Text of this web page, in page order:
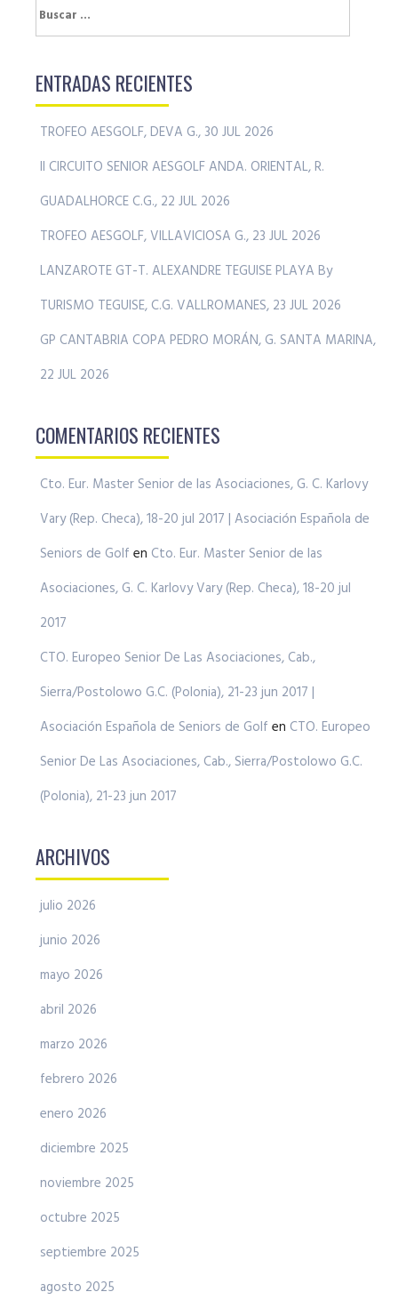
Buscar:
ENTRADAS RECIENTES
TROFEO AESGOLF, DEVA G., 30 JUL 2026
II CIRCUITO SENIOR AESGOLF ANDA. ORIENTAL, R.
GUADALHORCE C.G., 22 JUL 2026
TROFEO AESGOLF, VILLAVICIOSA G., 23 JUL 2026
LANZAROTE GT-T. ALEXANDRE TEGUISE PLAYA By
TURISMO TEGUISE, C.G. VALLROMANES, 23 JUL 2026
GP CANTABRIA COPA PEDRO MORÁN, G. SANTA MARINA,
22 JUL 2026
COMENTARIOS RECIENTES
Cto. Eur. Master Senior de las Asociaciones, G. C. Karlovy
Vary (Rep. Checa), 18-20 jul 2017 | Asociación Española de
Seniors de Golf en Cto. Eur. Master Senior de las
Asociaciones, G. C. Karlovy Vary (Rep. Checa), 18-20 jul
2017
CTO. Europeo Senior De Las Asociaciones, Cab.,
Sierra/Postolowo G.C. (Polonia), 21-23 jun 2017 |
Asociación Española de Seniors de Golf en CTO. Europeo
Senior De Las Asociaciones, Cab., Sierra/Postolowo G.C.
(Polonia), 21-23 jun 2017
ARCHIVOS
julio 2026
junio 2026
mayo 2026
abril 2026
marzo 2026
febrero 2026
enero 2026
diciembre 2025
noviembre 2025
octubre 2025
septiembre 2025
agosto 2025